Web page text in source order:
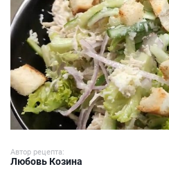
Автор рецепта:
Любовь Козина